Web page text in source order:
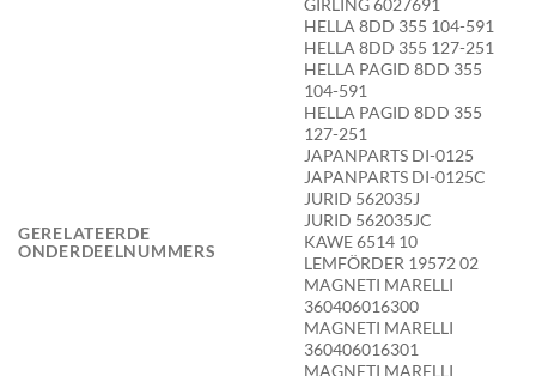
GERELATEERDE
ONDERDEELNUMMERS
HELLA 8DD 355 104-591
HELLA 8DD 355 127-251
HELLA PAGID 8DD 355
104-591
HELLA PAGID 8DD 355
127-251
JAPANPARTS DI-0125
JAPANPARTS DI-0125C
JURID 562035J
JURID 562035JC
KAWE 6514 10
LEMFÖRDER 19572 02
MAGNETI MARELLI
360406016300
MAGNETI MARELLI
360406016301
MAGNETI MARELLI